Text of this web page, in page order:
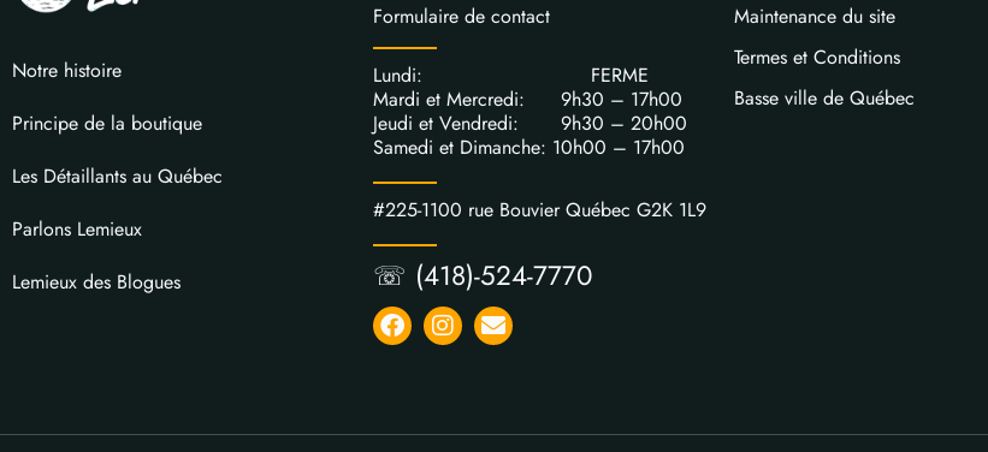
Notre histoire
Principe de la boutique
Les Détaillants au Québec
Parlons Lemieux
Lemieux des Blogues
Formulaire de contact
Lundi: FERME
Mardi et Mercredi: 9h30 – 17h00
Jeudi et Vendredi: 9h30 – 20h00
Samedi et Dimanche: 10h00 – 17h00
#225-1100 rue Bouvier Québec G2K 1L9
☏ (418)-524-7770
Maintenance du site
Termes et Conditions
Basse ville de Québec